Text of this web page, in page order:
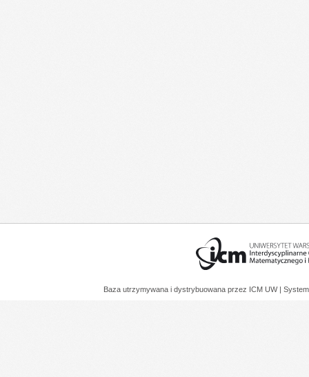
Baza utrzymywana i dystrybuowana przez ICM UW |